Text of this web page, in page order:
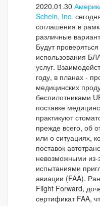
2020.01.30
Schein, Inc.
соглашения в
различные
Будут
использования
услуг.
году, в планах -
медицинских
беспилотниками
поставке
практикуют
прежде всего, об
или о ситуациях,
поставок
невозможными из-
испытаниями
авиации (FAA).
Flight Forward,
сертификат FAA,